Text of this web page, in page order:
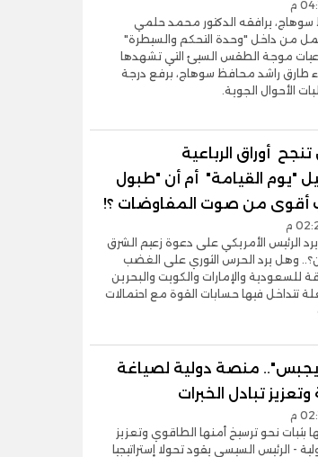
يرافقه الدكتور محمد حلمي
من داخل "وحدة التحكم والسيطرة"
موجة الطقس السيئ التي تشهدها
طارق راشد محافظ سوهاج، برفع درجة
الأحوال الجوية.
أوراق الرباعية
"يوم القيامة" أم أن "طبول
أقوى من صوت المفاوضات ؟!
الرئيس الأمريكي على دعوة زعيم الشرق
وهل يرد الحرس الثوري على الغضب
للسعودية والإمارات والكويت والبحرين
تتداخل فيها حسابات القوة مع احتمالات
منصة دولية لصياغة
تبادل الخبرات
بثبات نحو ترسيخ أمنها الطاقوي وتعزيز
- الرئيس السيسي يقود تحولا إستراتيجيا